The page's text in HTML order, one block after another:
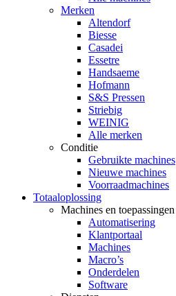
Merken
Altendorf
Biesse
Casadei
Essetre
Handsaeme
Hofmann
S&S Pressen
Striebig
WEINIG
Alle merken
Conditie
Gebruikte machines
Nieuwe machines
Voorraadmachines
Totaaloplossing
Machines en toepassingen
Automatisering
Klantportaal
Machines
Macro’s
Onderdelen
Software